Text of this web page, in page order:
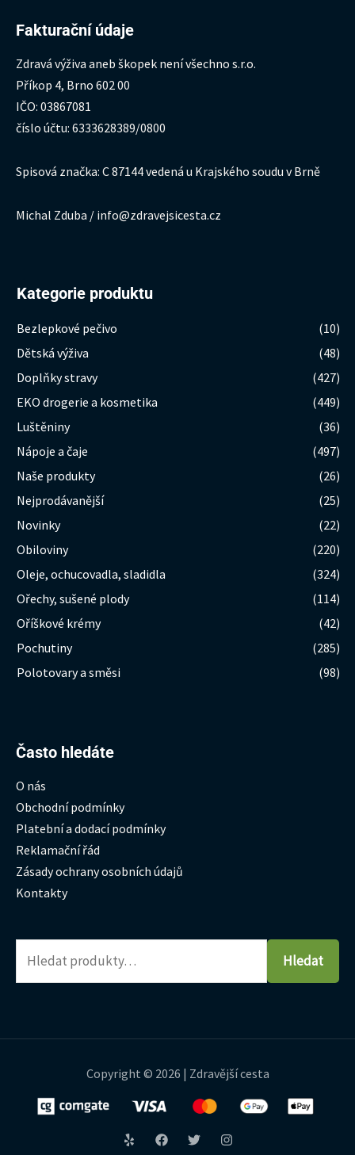
Fakturační údaje
Zdravá výživa aneb škopek není všechno s.r.o.
Příkop 4, Brno 602 00
IČO: 03867081
číslo účtu: 6333628389/0800
Spisová značka: C 87144 vedená u Krajského soudu v Brně
Michal Zduba / info@zdravejsicesta.cz
Kategorie produktu
Bezlepkové pečivo
(10)
Dětská výživa
(48)
Doplňky stravy
(427)
EKO drogerie a kosmetika
(449)
Luštěniny
(36)
Nápoje a čaje
(497)
Naše produkty
(26)
Nejprodávanější
(25)
Novinky
(22)
Obiloviny
(220)
Oleje, ochucovadla, sladidla
(324)
Ořechy, sušené plody
(114)
Oříškové krémy
(42)
Pochutiny
(285)
Polotovary a směsi
(98)
Často hledáte
O nás
Obchodní podmínky
Platební a dodací podmínky
Reklamační řád
Zásady ochrany osobních údajů
Kontakty
Hledat:
Hledat
Copyright © 2026 | Zdravější cesta